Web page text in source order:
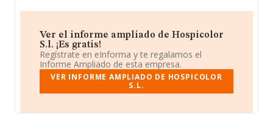
Ver el informe ampliado de Hospicolor
S.l. ¡Es gratis!
Regístrate en eInforma y te regalamos el
Informe Ampliado de esta empresa.
VER INFORME AMPLIADO DE HOSPICOLOR
S.L.